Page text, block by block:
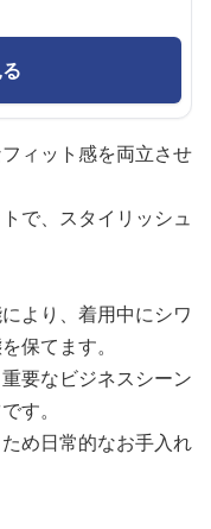
ィット感を両立させ
で、スタイリッシュ
より、着用中にシワ
保てます。
要なビジネスシーン
す。
め日常的なお手入れ